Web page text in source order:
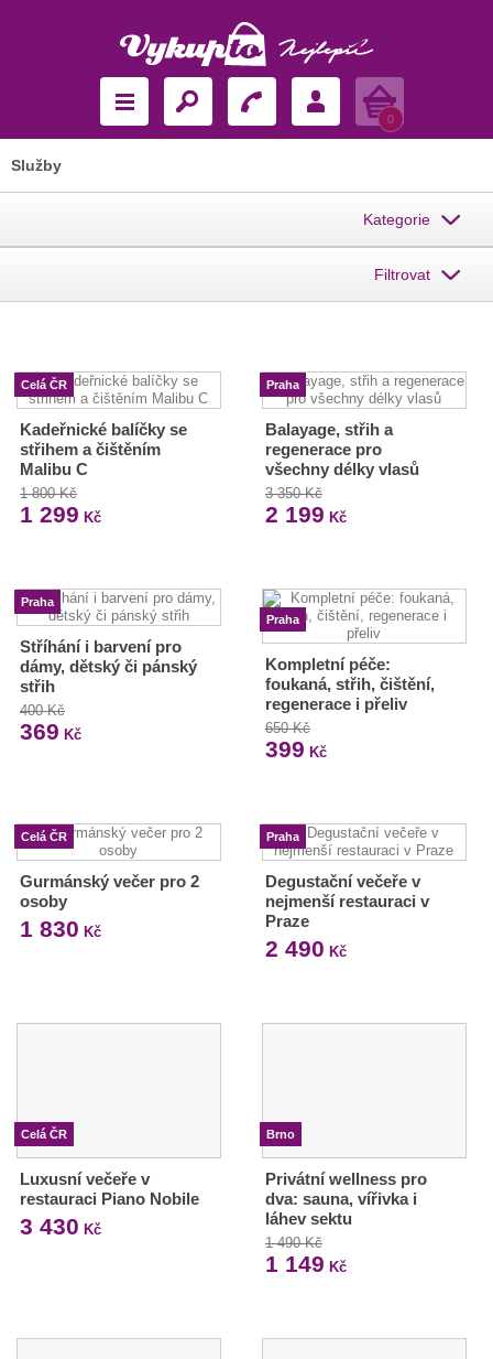
Košík
0
Služby
Kategorie
Filtrovat
Celá ČR
Kadeřnické balíčky se
střihem a čištěním
Malibu C
1 800 Kč
1 299 Kč
Praha
Balayage, střih a
regenerace pro
všechny délky vlasů
3 350 Kč
2 199 Kč
Praha
Stříhání i barvení pro
dámy, dětský či pánský
střih
400 Kč
369 Kč
Praha
Kompletní péče:
foukaná, střih, čištění,
regenerace i přeliv
650 Kč
399 Kč
Celá ČR
Gurmánský večer pro 2
osoby
1 830 Kč
Praha
Degustační večeře v
nejmenší restauraci v
Praze
2 490 Kč
Celá ČR
Luxusní večeře v
restauraci Piano Nobile
3 430 Kč
Brno
Privátní wellness pro
dva: sauna, vířivka i
láhev sektu
1 490 Kč
1 149 Kč